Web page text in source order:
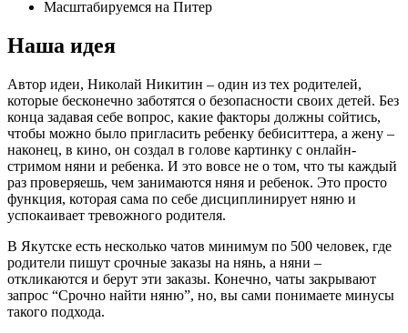
Масштабируемся на Питер
Наша идея
Автор идеи, Николай Никитин – один из тех родителей,
которые бесконечно заботятся о безопасности своих детей. Без
конца задавая себе вопрос, какие факторы должны сойтись,
чтобы можно было пригласить ребенку бебиситтера, а жену –
наконец, в кино, он создал в голове картинку с онлайн-
стримом няни и ребенка. И это вовсе не о том, что ты каждый
раз проверяешь, чем занимаются няня и ребенок. Это просто
функция, которая сама по себе дисциплинирует няню и
успокаивает тревожного родителя.
В Якутске есть несколько чатов минимум по 500 человек, где
родители пишут срочные заказы на нянь, а няни –
откликаются и берут эти заказы. Конечно, чаты закрывают
запрос “Срочно найти няню”, но, вы сами понимаете минусы
такого подхода.